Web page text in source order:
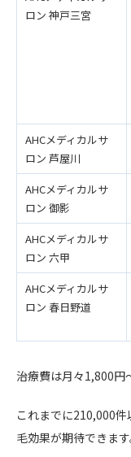
ロン 神戸三宮
AHCメディカルサ
ロン 芦屋川
AHCメディカルサ
ロン 御影
AHCメディカルサ
ロン 六甲
AHCメディカルサ
ロン 春日野道
治療費は月々1,800円
これまでに210,000
毛効果が期待できます